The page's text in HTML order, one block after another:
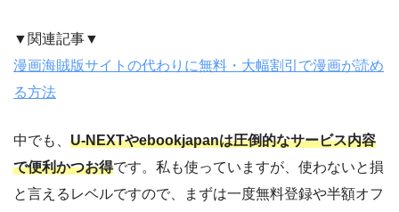
▼関連記事▼
漫画海賊版サイトの代わりに無料・大幅割引で漫画が読め
る方法
中でも、 U-NEXTやebookjapanは圧倒的なサービス内容
で便利かつお得です。私も使っていますが、使わないと損
と言えるレベルですので、まずは一度無料登録や半額オフ